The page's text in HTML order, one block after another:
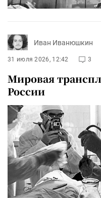
Иван Иванюшкин
31 июля 2026, 12:42 3
Мировая
России